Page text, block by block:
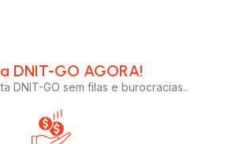
DNIT-GO AGORA!​
DNIT-GO sem filas e burocracias..